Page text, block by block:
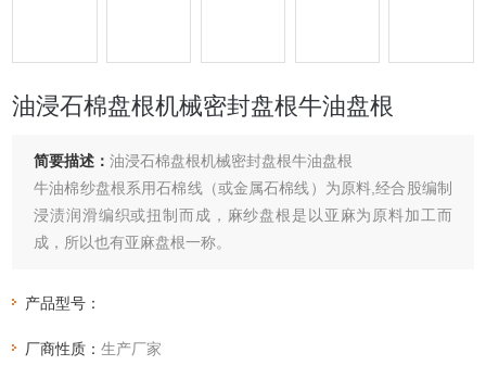
油浸石棉盘根机械密封盘根牛油盘根
简要描述：油浸石棉盘根机械密封盘根牛油盘根
牛油棉纱盘根系用石棉线（或金属石棉线）为原料,经合股编制
浸渍润滑编织或扭制而成，麻纱盘根是以亚麻为原料加工而
成，所以也有亚麻盘根一称。
产品型号：
厂商性质：生产厂家